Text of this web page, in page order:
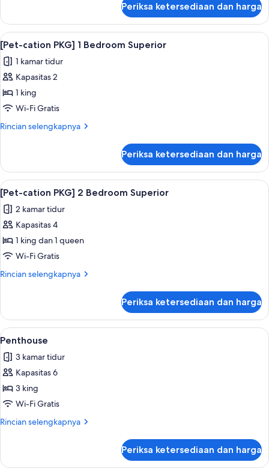
Double
[Pet-
cation
PKG]
Studio
Premier
Double
Periksa ketersediaan dan harga
Lihat
semua
foto
untuk
[Pet-
cation
PKG]
Superior
Selimut bulu angsa, brankas, meja
1
[Pet-cation PKG] 1 Bedroom Superior
1 kamar tidur
Kapasitas 2
1 king
Wi-Fi Gratis
Rincian selengkapnya
Rincian
[Pet-
cation
PKG]
1
Bedroom
Superior
Periksa ketersediaan dan harga
Lihat
semua
foto
untuk
[Pet-
cation
PKG]
Superior
Selimut bulu angsa, brankas, meja
1
[Pet-cation PKG] 2 Bedroom Superior
2 kamar tidur
Kapasitas 4
1 king dan 1 queen
Wi-Fi Gratis
Rincian selengkapnya
Rincian
[Pet-
cation
PKG]
Bedroom
Superior
Periksa ketersediaan dan harga
Lihat
semua
foto
untuk
Penthouse
Penthouse | Selimut bulu angsa,
1
Penthouse
3 kamar tidur
Kapasitas 6
3 king
Wi-Fi Gratis
Rincian selengkapnya
Rincian
Penthouse
Periksa ketersediaan dan harga